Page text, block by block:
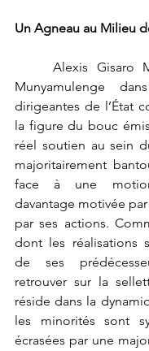
Un Agneau au Milieu
Munyamulenge
dirigeantes de l’État
la figure du bouc
réel soutien au sein
majoritairement
face à une
davantage motivée
par ses actions.
dont les réalisations
de ses
retrouver sur la
réside dans la
les minorités sont
écrasées par une